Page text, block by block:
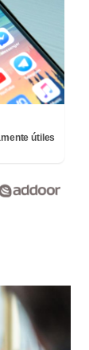
útiles